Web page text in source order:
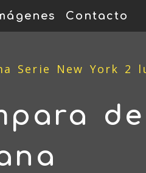
Contacto
Serie New York 2
de